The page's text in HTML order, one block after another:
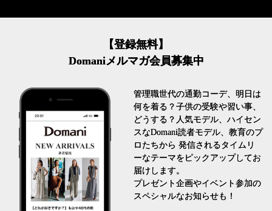
【登録無料】
Domaniメルマガ会員募集中
管理職世代の通勤コーデ、明日は
何を着る？子供の受験や習い事、
どうする？人気モデル、ハイセン
スなDomani読者モデル、教育のプ
ロたちから 発信されるタイムリ
ーなテーマをピックアップしてお
届けします。
プレゼント企画やイベント参加の
スペシャルなお知らせも！